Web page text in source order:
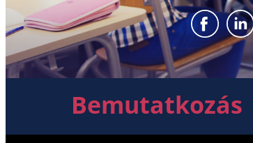
Bemutatkozás